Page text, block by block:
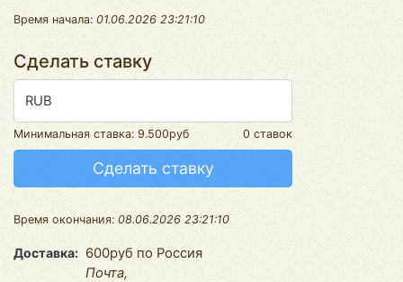
Время начала: 01.06.2026 23:21:10
Сделать ставку
RUB
Минимальная ставка: 9.500руб 0 ставок
Сделать ставку
Время окончания: 08.06.2026 23:21:10
Доставка
600руб по Россия
Почта,